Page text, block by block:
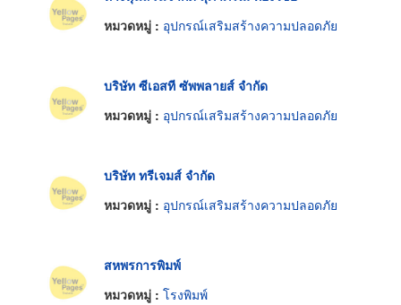
หมวดหมู่ : อุปกรณ์เสริมสร้างความปลอดภัย
บริษัท ซีเอสที ซัพพลายส์ จำกัด
หมวดหมู่ : อุปกรณ์เสริมสร้างความปลอดภัย
บริษัท ทรีเจมส์ จำกัด
หมวดหมู่ : อุปกรณ์เสริมสร้างความปลอดภัย
สหพรการพิมพ์
หมวดหมู่ : โรงพิมพ์